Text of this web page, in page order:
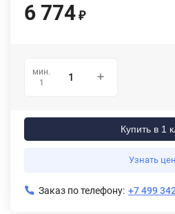
6 774 ₽
мин.
1
Купить в 1
Узнать
Заказ по телефону: +7 499